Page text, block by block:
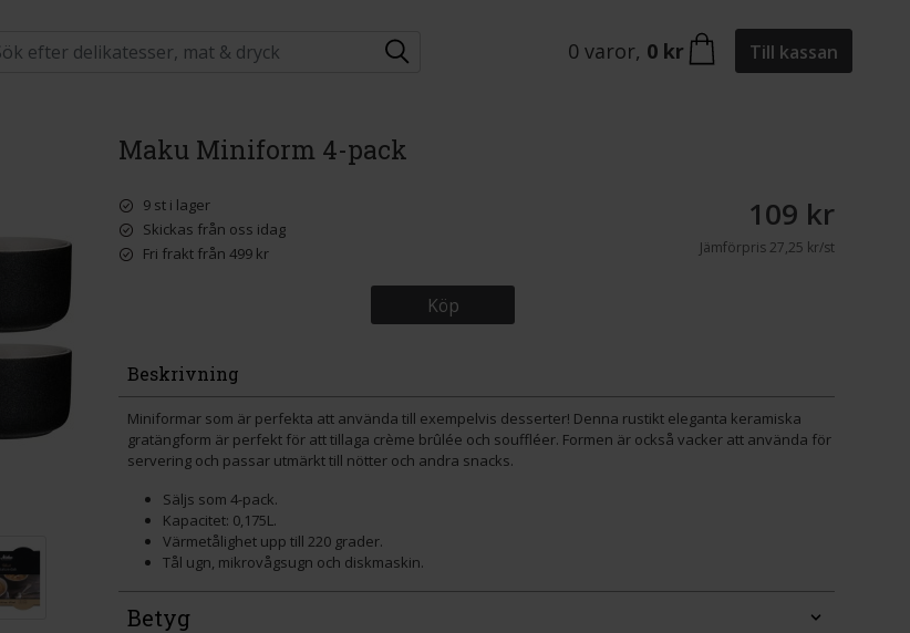
0 varor, 0 kr Till kassan
Maku Miniform 4-pack
9 st i lager
Skickas från oss idag
Fri frakt från 499 kr
109 kr
Jämförpris27,25 kr/st
Köp
Beskrivning
Miniformar som är perfekta att använda till exempelvis desserter! Denna rustikt eleganta keramiska
gratängform är perfekt för att tillaga crème brûlée och souffléer. Formen är också vacker att använda för
servering och passar utmärkt till nötter och andra snacks.
Säljs som 4-pack.
Kapacitet: 0,175L.
Värmetålighet upp till 220 grader.
Tål ugn, mikrovågsugn och diskmaskin.
Betyg